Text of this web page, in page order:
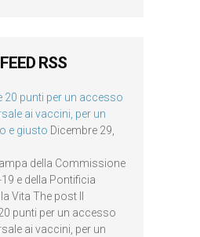
FEED RSS
20 punti per un accesso
ai vaccini, per un
e giusto Dicembre 29,
della Commissione
e della Pontificia
Vita The post Il
punti per un accesso
ai vaccini, per un